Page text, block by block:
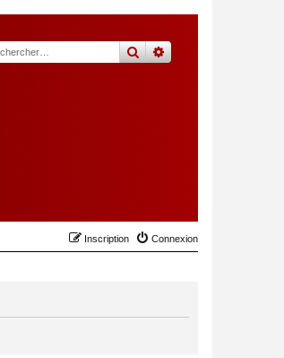
rechercher
recherche
Connexion
Inscription